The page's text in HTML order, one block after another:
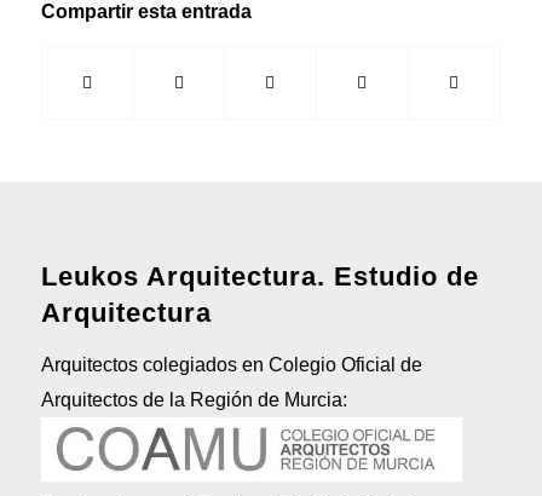
Compartir esta entrada
Leukos Arquitectura. Estudio de
Arquitectura
Arquitectos colegiados en Colegio Oficial de
Arquitectos de la Región de Murcia: